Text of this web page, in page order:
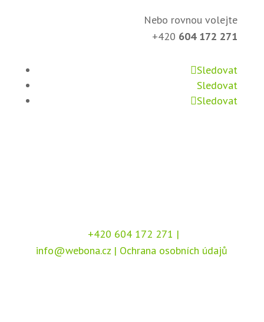
Nebo rovnou volejte
+420 604 172 271
Sledovat
Sledovat
Sledovat
+420 604 172 271 |
info@webona.cz | Ochrana osobních údajů